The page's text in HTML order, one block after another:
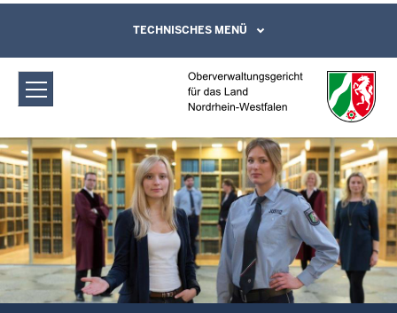
Oberverwaltungsgericht für das Land
Nordrhein-Westfalen: Tag der offenen
Tür
Direkt zum Inhalt
Leichte Sprache, Gebärdensprachenvideo
und Kontaktformular
TECHNISCHES MENÜ